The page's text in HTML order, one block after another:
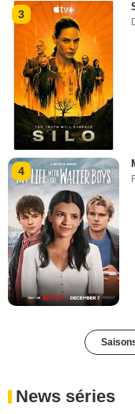
3
4
News séries